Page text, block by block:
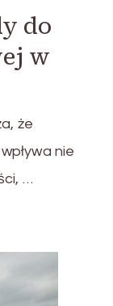
do
w
że
nie
…